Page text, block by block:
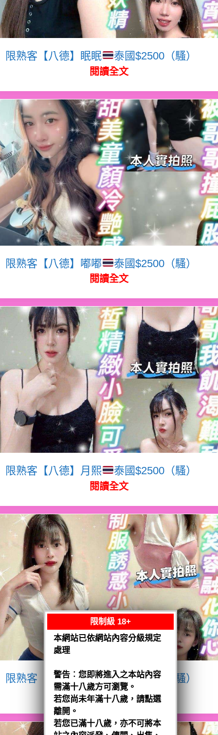
限熟客【八德】眠眠 泰國$2500（騷）
閱讀全文
限熟客【八德】嘟嘟 泰國$2500（騷）
閱讀全文
限熟客【八德】月熙 泰國$2500（騷）
閱讀全文
限熟客【八德】宥瑄 泰國$2500（騷）
閱讀全文
限制級 18+
本網站已依網站內容分級規定
處理
警告︰您即將進入之本站內容
需滿十八歲方可瀏覽。
若您尚未年滿十八歲，請點選
離開。
若您已滿十八歲，亦不可將本